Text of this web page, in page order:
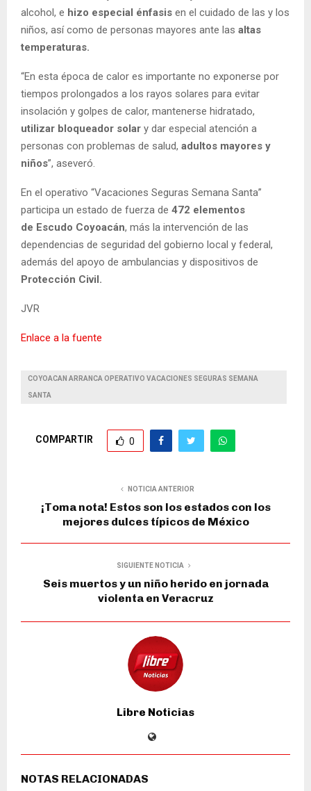
alcohol, e hizo especial énfasis en el cuidado de las y los
niños, así como de personas mayores ante las altas
temperaturas.
“En esta época de calor es importante no exponerse por
tiempos prolongados a los rayos solares para evitar
insolación y golpes de calor, mantenerse hidratado,
utilizar bloqueador solar y dar especial atención a
personas con problemas de salud, adultos mayores y
niños”, aseveró.
En el operativo “Vacaciones Seguras Semana Santa”
participa un estado de fuerza de 472 elementos
de Escudo Coyoacán, más la intervención de las
dependencias de seguridad del gobierno local y federal,
además del apoyo de ambulancias y dispositivos de
Protección Civil.
JVR
Enlace a la fuente
COYOACAN ARRANCA OPERATIVO VACACIONES SEGURAS SEMANA
SANTA
COMPARTIR 0
NOTICIA ANTERIOR
¡Toma nota! Estos son los estados con los
mejores dulces típicos de México
SIGUIENTE NOTICIA
Seis muertos y un niño herido en jornada
violenta en Veracruz
Libre Noticias
NOTAS RELACIONADAS